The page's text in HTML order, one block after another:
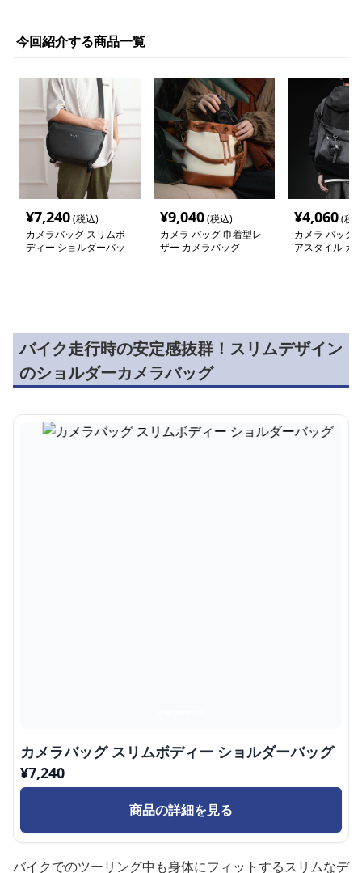
今回紹介する商品一覧
¥7,240(税込)
カメラバッグ スリムボ
ディー ショルダーバッ
¥9,040(税込)
カメラ バッグ 巾着型レ
ザー カメラバッグ
¥4,060(税
カメラ バッグ
アスタイル カ
バイク走行時の安定感抜群！スリムデザイン
のショルダーカメラバッグ
カメラバッグ スリムボディー ショルダーバッグ
¥7,240
商品の詳細を見る
バイクでのツーリング中も身体にフィットするスリムなデ